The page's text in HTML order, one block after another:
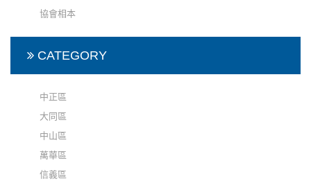
協會相本
CATEGORY
中正區
大同區
中山區
萬華區
信義區